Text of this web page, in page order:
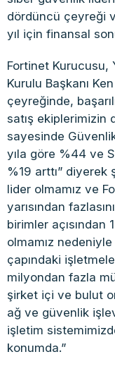
dördüncü çeyreği
yıl için finansal
Fortinet Kurucusu,
Kurulu Başkanı
çeyreğinde,
satış ekiplerimizin
sayesinde
yıla göre %44 ve
%19 arttı” diyerek
lider olmamız ve
yarısından
birimler açısından
olmamız
çapındaki
milyondan fazla
şirket içi ve bulut
ağ ve güvenlik
işletim
konumda.”